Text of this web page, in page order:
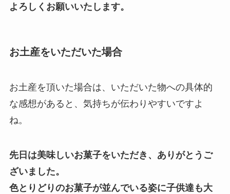
よろしくお願いいたします。
お土産をいただいた場合
お土産を頂いた場合は、いただいた物への具体的
な感想があると、気持ちが伝わりやすいですよ
ね。
先日は美味しいお菓子をいただき、ありがとうご
ざいました。
色とりどりのお菓子が並んでいる姿に子供達も大